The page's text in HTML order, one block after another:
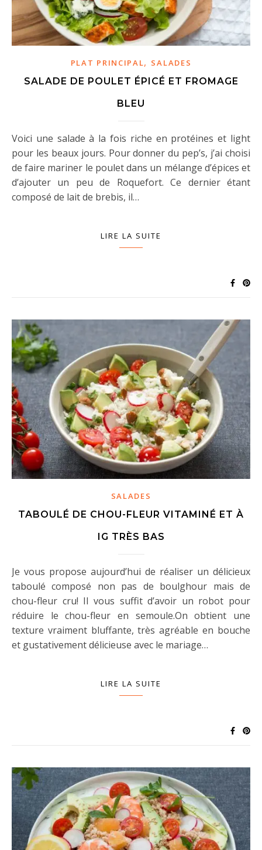
PLAT PRINCIPAL, SALADES
SALADE DE POULET ÉPICÉ ET FROMAGE
BLEU
Voici une salade à la fois riche en protéines et light
pour les beaux jours. Pour donner du pep’s, j’ai choisi
de faire mariner le poulet dans un mélange d’épices et
d’ajouter un peu de Roquefort. Ce dernier étant
composé de lait de brebis, il…
LIRE LA SUITE
SALADES
TABOULÉ DE CHOU-FLEUR VITAMINÉ ET À
IG TRÈS BAS
Je vous propose aujourd’hui de réaliser un délicieux
taboulé composé non pas de boulghour mais de
chou-fleur cru! Il vous suffit d’avoir un robot pour
réduire le chou-fleur en semoule.On obtient une
texture vraiment bluffante, très agréable en bouche
et gustativement délicieuse avec le mariage…
LIRE LA SUITE